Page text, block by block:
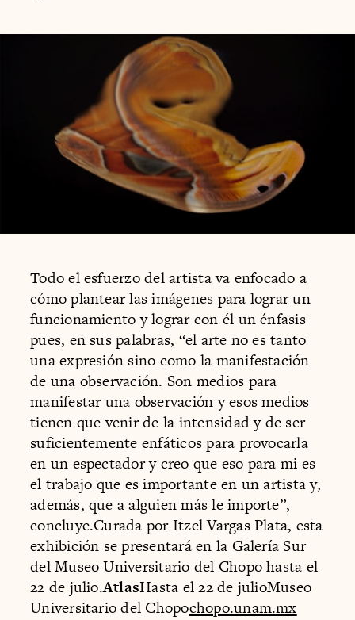
Todo el esfuerzo del artista va enfocado a
cómo plantear las imágenes para lograr un
funcionamiento y lograr con él un énfasis
pues, en sus palabras, “el arte no es tanto
una expresión sino como la manifestación
de una observación. Son medios para
manifestar una observación y esos medios
tienen que venir de la intensidad y de ser
suficientemente enfáticos para provocarla
en un espectador y creo que eso para mi es
el trabajo que es importante en un artista y,
además, que a alguien más le importe”,
concluye.Curada por Itzel Vargas Plata, esta
exhibición se presentará en la Galería Sur
del Museo Universitario del Chopo hasta el
22 de julio.AtlasHasta el 22 de julioMuseo
Universitario del Chopochopo.unam.mx